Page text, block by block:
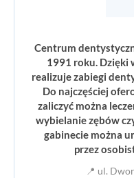
Centrum
1991 roku.
realizuje zabiegi
Do najczęściej
zaliczyć można
wybielanie zębów
gabinecie można
przez
📍 ul.